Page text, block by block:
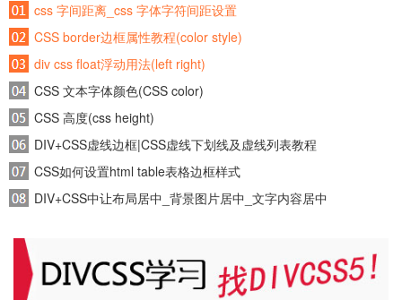
css 字间距离_css 字体字符间距设置
CSS border边框属性教程(color style)
div css float浮动用法(left right)
CSS 文本字体颜色(CSS color)
CSS 高度(css height)
DIV+CSS虚线边框|CSS虚线下划线及虚线列表教程
CSS如何设置html table表格边框样式
DIV+CSS中让布局居中_背景图片居中_文字内容居中